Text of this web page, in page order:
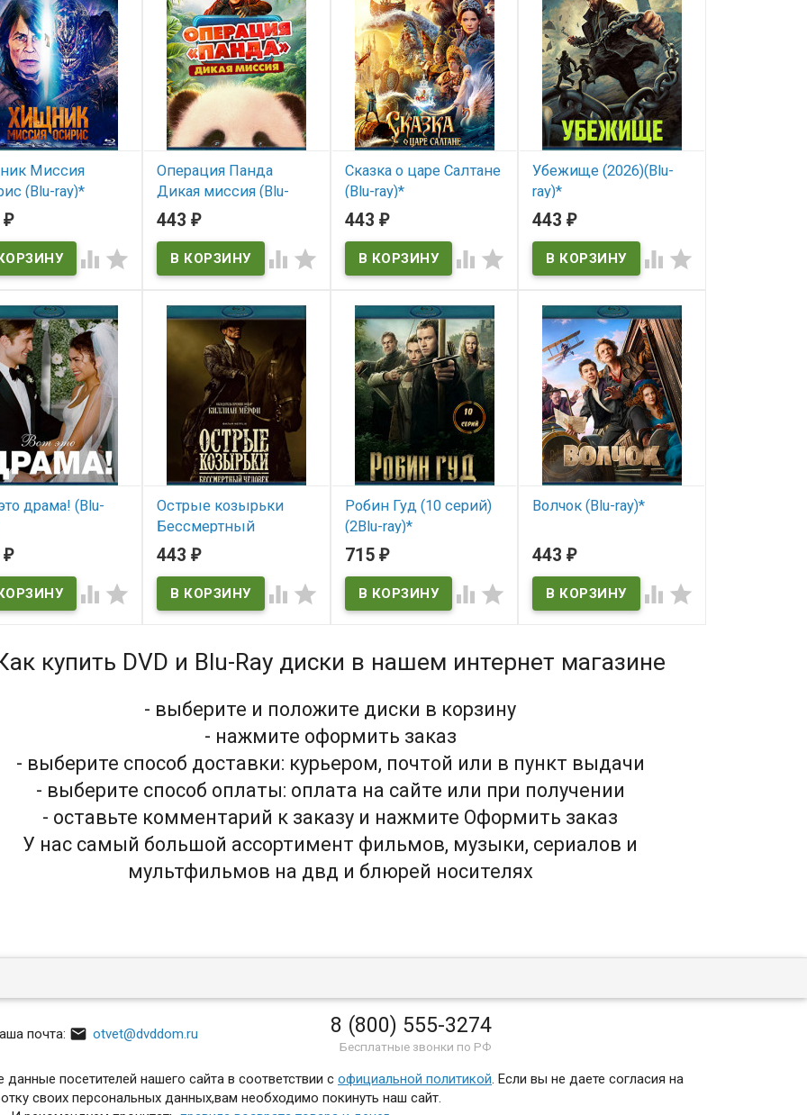
Миссия
(Blu-ray)*
₽
 
Операция Панда
Дикая миссия (Blu-
ray)*
В наличии
443₽
 
Сказка о царе Салтане
(Blu-ray)*
В наличии
443 ₽
 
Убежище (2026)(Blu-
ray)*
В наличии
443₽
 
драма! (Blu-
₽
 
Острые козырьки
Бессмертный
человек (Blu-ray)*
В наличии
443₽
 
Робин Гуд (10 серий)
(2Blu-ray)*
В наличии
715 ₽
 
Волчок (Blu-ray)*
443₽
 
купить DVD и Blu-Ray диски в нашем интернет магазине
- выберите и положите диски в корзину
- нажмите оформить заказ
- выберите способ доставки: курьером, почтой или в пункт выдачи
- выберите способ оплаты: оплата на сайте или при получении
- оставьте комментарий к заказу и нажмите Оформить заказ
У нас самый большой ассортимент фильмов, музыки, сериалов и
мультфильмов на двд и блюрей носителях
почта:  otvet@dvddom.ru 8 (800) 555-3274
Бесплатные звонки по РФ
посетителей нашего сайта в соответствии с официальной политикой . Если вы не даете согласия на
своих персональных данных,вам необходимо покинуть наш сайт.